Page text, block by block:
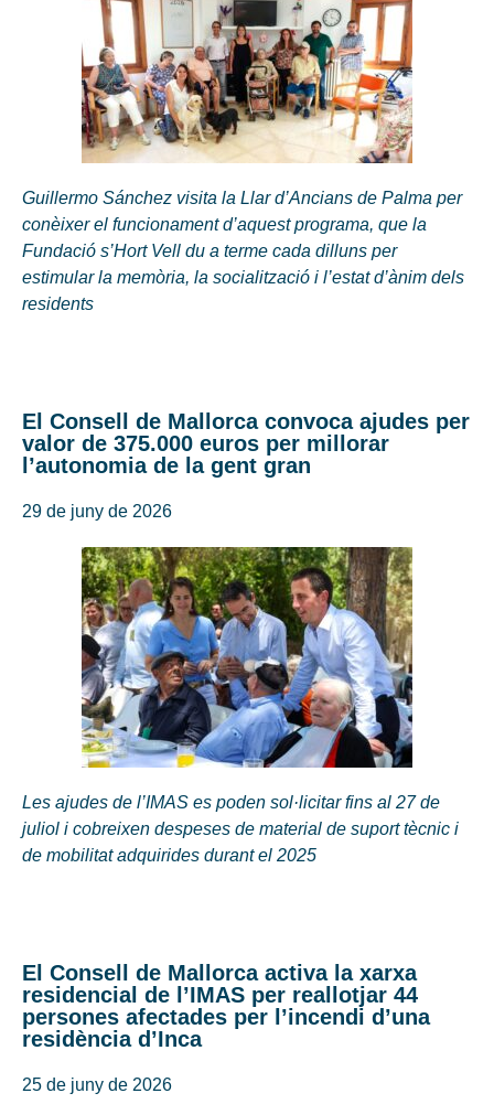
Guillermo Sánchez visita la Llar d’Ancians de Palma per
conèixer el funcionament d’aquest programa, que la
Fundació s’Hort Vell du a terme cada dilluns per
estimular la memòria, la socialització i l’estat d’ànim dels
residents
El Consell de Mallorca convoca ajudes per
valor de 375.000 euros per millorar
l’autonomia de la gent gran
29 de juny de 2026
Les ajudes de l’IMAS es poden sol·licitar fins al 27 de
juliol i cobreixen despeses de material de suport tècnic i
de mobilitat adquirides durant el 2025
El Consell de Mallorca activa la xarxa
residencial de l’IMAS per reallotjar 44
persones afectades per l’incendi d’una
residència d’Inca
25 de juny de 2026